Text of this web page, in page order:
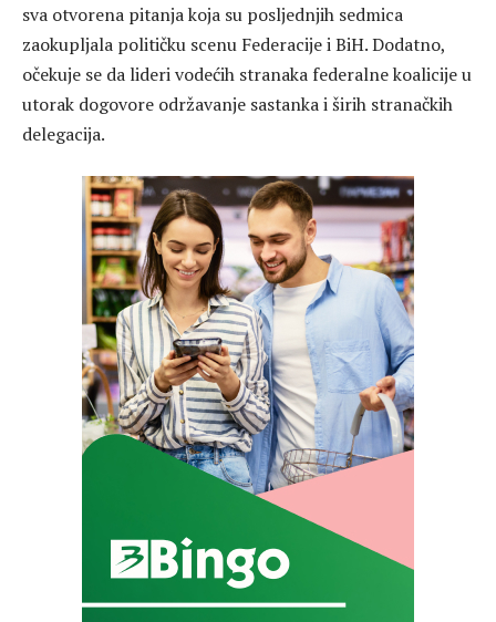
sva otvorena pitanja koja su posljednjih sedmica
zaokupljala političku scenu Federacije i BiH. Dodatno,
očekuje se da lideri vodećih stranaka federalne koalicije u
utorak dogovore održavanje sastanka i širih stranačkih
delegacija.